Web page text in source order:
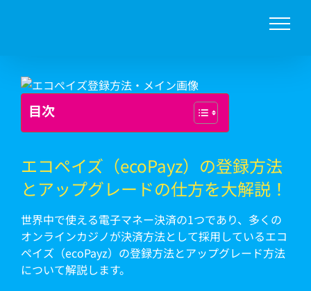
目次
エコペイズ（ecoPayz）の登録方法
とアップグレードの仕方を大解説！
世界中で使える電子マネー決済の1つであり、多くの
オンラインカジノが決済方法として採用しているエコ
ペイズ（ecoPayz）の登録方法とアップグレード方法
について解説します。